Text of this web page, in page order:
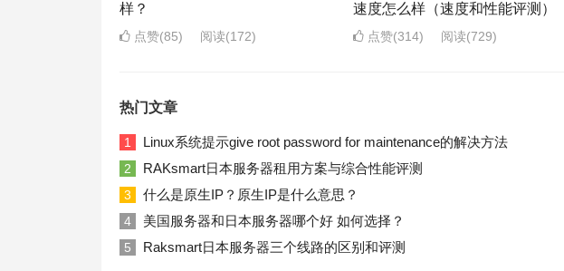
样？
点赞(85) 阅读(172)
速度怎么样（速度和性能评测）
点赞(314) 阅读(729)
热门文章
1 Linux系统提示give root password for maintenance的解决方法
2 RAKsmart日本服务器租用方案与综合性能评测
3 什么是原生IP？原生IP是什么意思？
4 美国服务器和日本服务器哪个好 如何选择？
5 Raksmart日本服务器三个线路的区别和评测